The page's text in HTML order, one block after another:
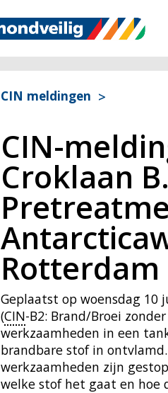
CIN meldingen
CIN-
Croklaan
Rotterdam
Geplaatst op woensdag 10
(CIN-B2: Brand/Broei
werkzaamheden in een
brandbare stof in
werkzaamheden zijn
welke stof het gaat en hoe